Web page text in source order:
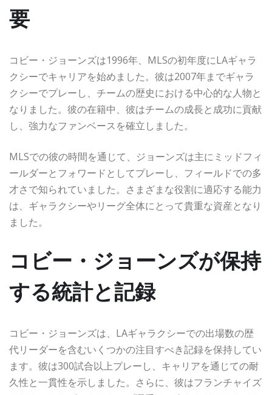
要
コビー・ジョーンズは1996年、MLSの初年度にLAギャラ
クシーでキャリアを始めました。彼は2007年までギャラ
クシーでプレーし、チームの歴史における中心的な人物と
なりました。彼の在籍中、彼はチームの成長と成功に貢献
し、強力なファンベースを確立しました。
MLSでの彼の時間を通じて、ジョーンズは主にミッドフィ
ールダーとフォワードとしてプレーし、フィールドでの多
才さで知られていました。さまざまな役割に適応する能力
は、ギャラクシーやリーグ全体にとって貴重な資産となり
ました。
コビー・ジョーンズが保持
する統計と記録
コビー・ジョーンズは、LAギャラクシーでの出場数の歴
代リーダーを含むいくつかの注目すべき記録を保持してい
ます。彼は300試合以上プレーし、キャリアを通じての耐
久性と一貫性を示しました。さらに、彼はフランチャイズ